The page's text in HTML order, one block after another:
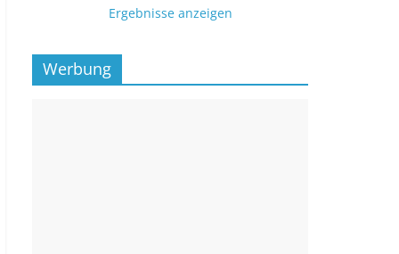
Ergebnisse anzeigen
Werbung